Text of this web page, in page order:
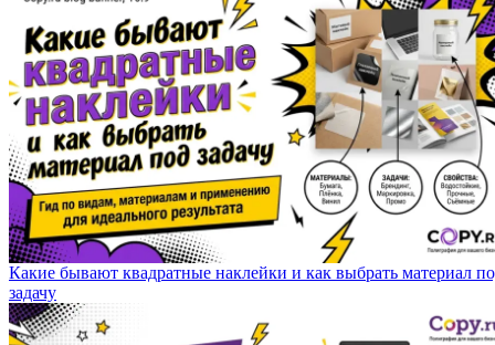
Какие бывают квадратные наклейки и как выбрать материал
задачу